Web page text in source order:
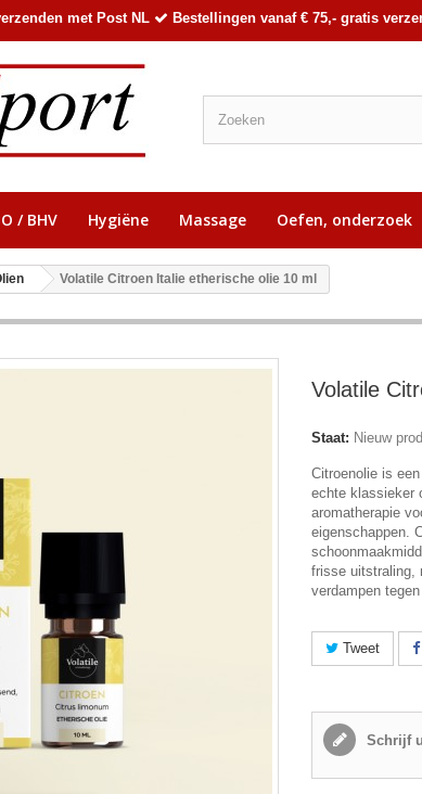
met Post NL Bestellingen vanaf € 75,- gratis
/ BHV Hygiëne Massage Oefen, onderzoek
Volatile Citroen Italie etherische olie 10 ml
Volatile
Staat: Nieuw
Citroenolie is
echte klassieker
aromatherapie
eigenschappen.
frisse uitstraling,
verdampen
Tweet
Schrijf